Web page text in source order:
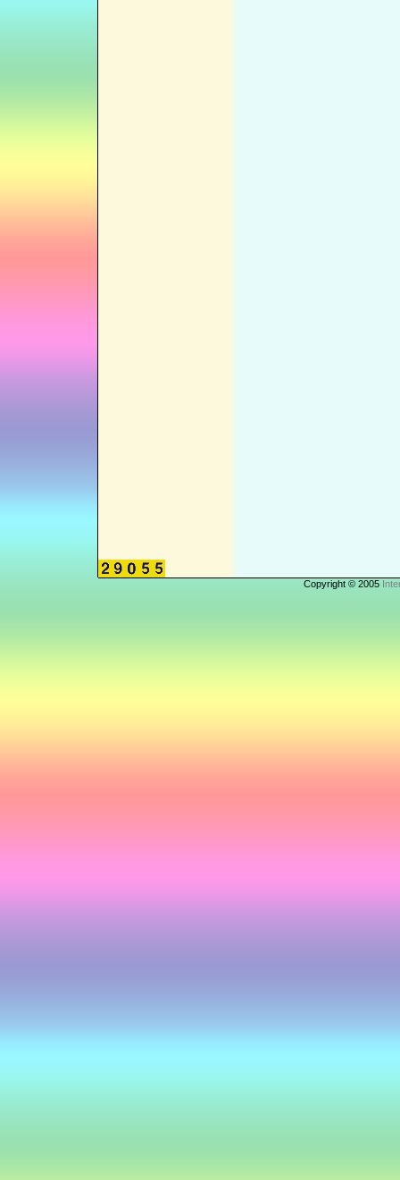
Copyright © 2005